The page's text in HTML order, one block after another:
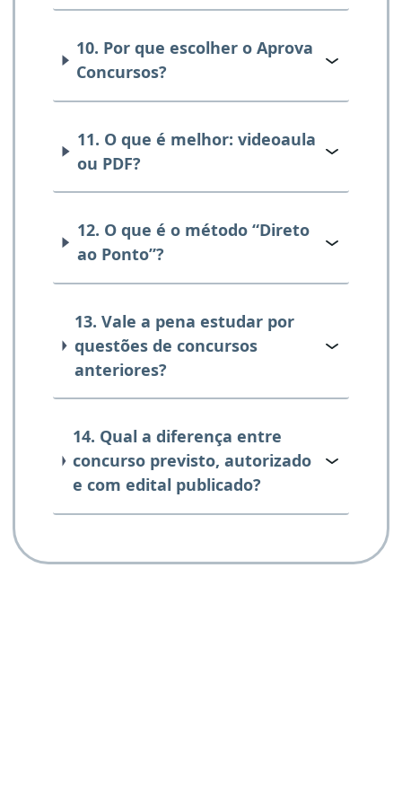
10. Por que escolher o Aprova
Concursos?
11. O que é melhor: videoaula
ou PDF?
12. O que é o método “Direto
ao Ponto”?
13. Vale a pena estudar por
questões de concursos
anteriores?
14. Qual a diferença entre
concurso previsto, autorizado
e com edital publicado?